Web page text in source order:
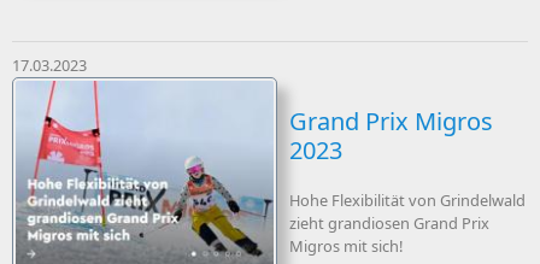
17.03.2023
Grand Prix Migros
2023
Hohe Flexibilität von Grindelwald
zieht grandiosen Grand Prix
Migros mit sich!